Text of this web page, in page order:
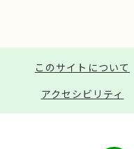
このサイトについて
アクセシビリティ